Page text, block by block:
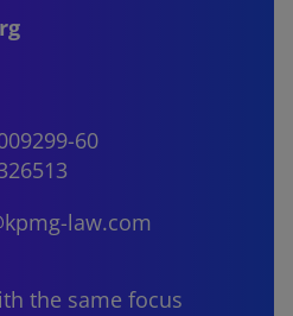
60
law.com
the same focus